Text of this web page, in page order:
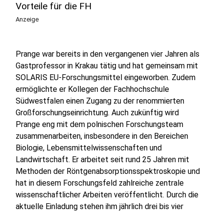
Vorteile für die FH
Anzeige
Prange war bereits in den vergangenen vier Jahren als
Gastprofessor in Krakau tätig und hat gemeinsam mit
SOLARIS EU-Forschungsmittel eingeworben. Zudem
ermöglichte er Kollegen der Fachhochschule
Südwestfalen einen Zugang zu der renommierten
Großforschungseinrichtung. Auch zukünftig wird
Prange eng mit dem polnischen Forschungsteam
zusammenarbeiten, insbesondere in den Bereichen
Biologie, Lebensmittelwissenschaften und
Landwirtschaft. Er arbeitet seit rund 25 Jahren mit
Methoden der Röntgenabsorptionsspektroskopie und
hat in diesem Forschungsfeld zahlreiche zentrale
wissenschaftlicher Arbeiten veröffentlicht. Durch die
aktuelle Einladung stehen ihm jährlich drei bis vier